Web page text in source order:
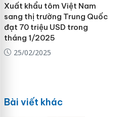
Xuất khẩu tôm Việt Nam
sang thị trường Trung Quốc
đạt 70 triệu USD trong
tháng 1/2025
25/02/2025
Bài viết khác